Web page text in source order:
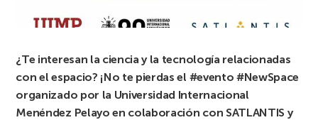
¿Te interesan la ciencia y la tecnología relacionadas
con el espacio? ¡No te pierdas el #evento #NewSpace
organizado por la Universidad Internacional
Menéndez Pelayo en colaboración con SATLANTIS y